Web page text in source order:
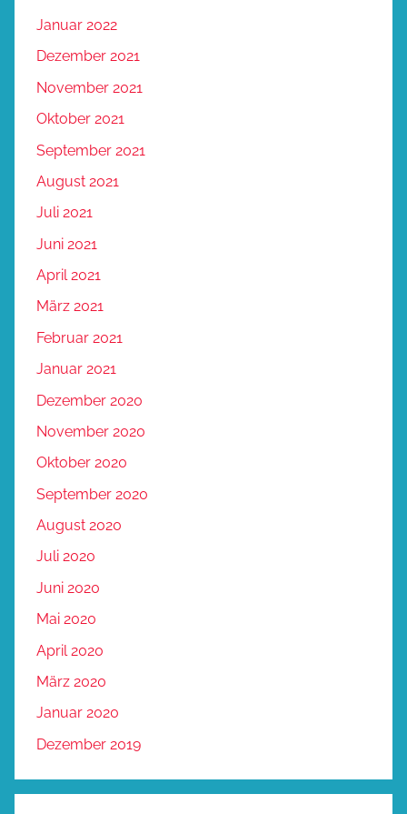
Januar 2022
Dezember 2021
November 2021
Oktober 2021
September 2021
August 2021
Juli 2021
Juni 2021
April 2021
März 2021
Februar 2021
Januar 2021
Dezember 2020
November 2020
Oktober 2020
September 2020
August 2020
Juli 2020
Juni 2020
Mai 2020
April 2020
März 2020
Januar 2020
Dezember 2019